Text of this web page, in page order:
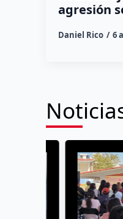
agresión
Daniel Rico 6